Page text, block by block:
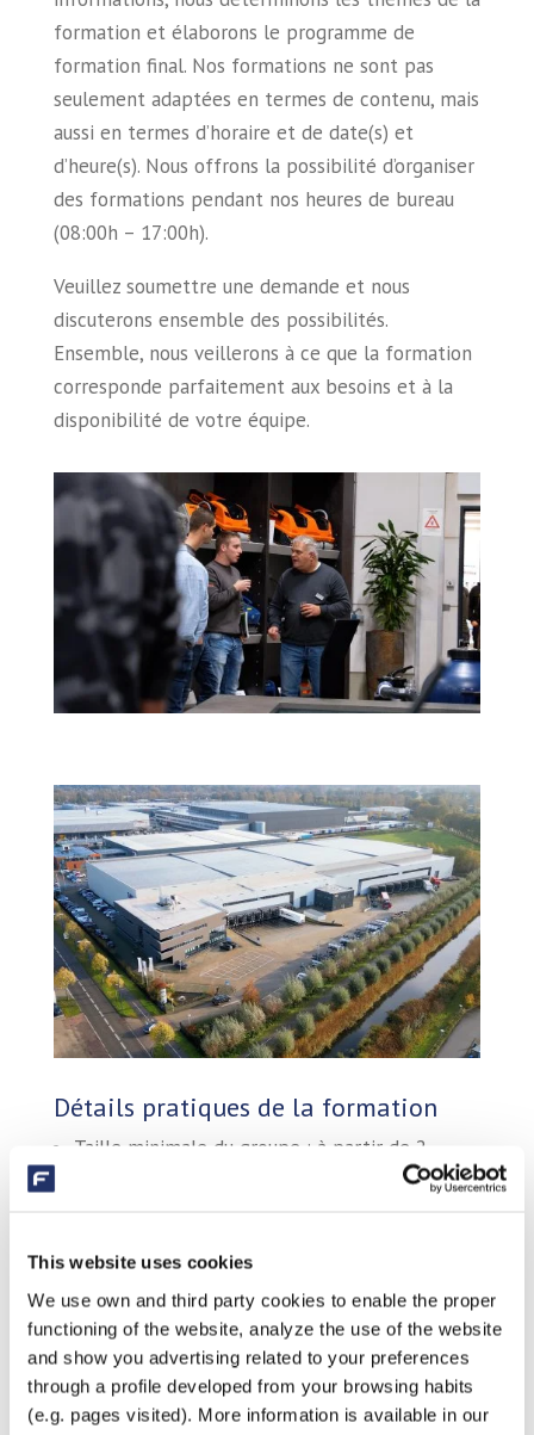
This website uses cookies
We use own and third party cookies to enable the proper
functioning of the website, analyze the use of the website
and show you advertising related to your preferences
through a profile developed from your browsing habits
(e.g. pages visited). More information is available in our
formation et élaborons le programme de
formation final. Nos formations ne sont pas
seulement adaptées en termes de contenu, mais
aussi en termes d’horaire et de date(s) et
d’heure(s). Nous offrons la possibilité d’organiser
des formations pendant nos heures de bureau
(08:00h – 17:00h).
Veuillez soumettre une demande et nous
discuterons ensemble des possibilités.
Ensemble, nous veillerons à ce que la formation
corresponde parfaitement aux besoins et à la
disponibilité de votre équipe.
Détails pratiques de la formation
Taille minimale du groupe : à partir de 2
Lieu : Notre centre Fluidra Pro à Veghel, dans
le Brabant-Septentrional, ou sur place
Coût : Sur demande
Collations et boissons : Nous fournissons
toujours des collations et des boissons
pendant nos sessions de formation.